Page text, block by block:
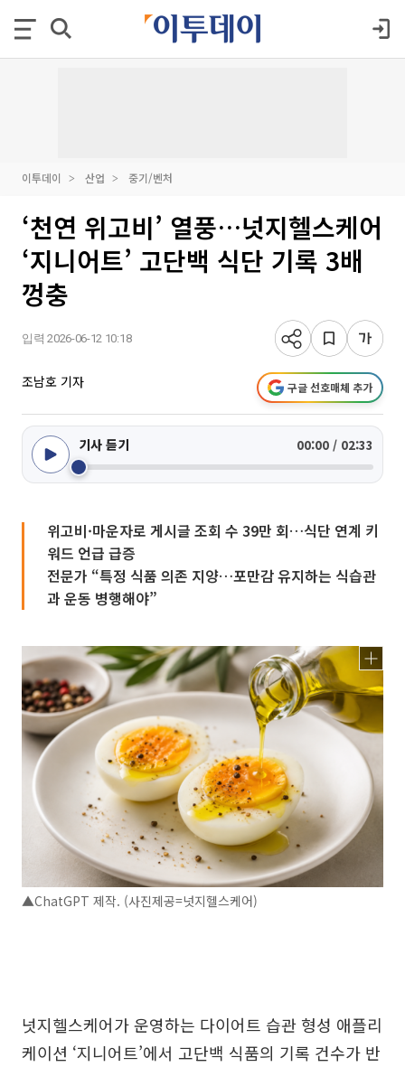
이투데이 산업 중기/벤처
‘천연 위고비’ 열풍…넛지헬스케어
‘지니어트’ 고단백 식단 기록 3배
껑충
입력 2026-06-12 10:18
조남호 기자 구글 선호매체 추가
기사 듣기 00:00 / 02:33
위고비·마운자로 게시글 조회 수 39만 회…식단 연계 키
워드 언급 급증
전문가 “특정 식품 의존 지양…포만감 유지하는 식습관
과 운동 병행해야”
▲ChatGPT 제작. (사진제공=넛지헬스케어)
넛지헬스케어가 운영하는 다이어트 습관 형성 애플리
케이션 ‘지니어트’에서 고단백 식품의 기록 건수가 반